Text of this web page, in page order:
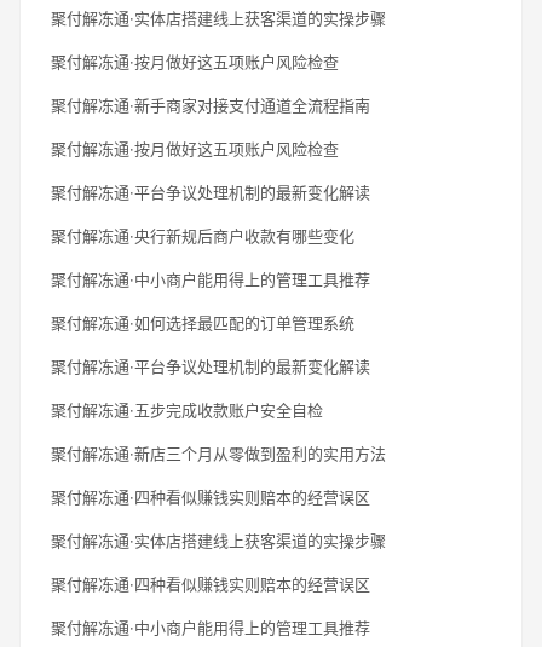
聚付解冻通·实体店搭建线上获客渠道的实操步骤
聚付解冻通·按月做好这五项账户风险检查
聚付解冻通·新手商家对接支付通道全流程指南
聚付解冻通·按月做好这五项账户风险检查
聚付解冻通·平台争议处理机制的最新变化解读
聚付解冻通·央行新规后商户收款有哪些变化
聚付解冻通·中小商户能用得上的管理工具推荐
聚付解冻通·如何选择最匹配的订单管理系统
聚付解冻通·平台争议处理机制的最新变化解读
聚付解冻通·五步完成收款账户安全自检
聚付解冻通·新店三个月从零做到盈利的实用方法
聚付解冻通·四种看似赚钱实则赔本的经营误区
聚付解冻通·实体店搭建线上获客渠道的实操步骤
聚付解冻通·四种看似赚钱实则赔本的经营误区
聚付解冻通·中小商户能用得上的管理工具推荐